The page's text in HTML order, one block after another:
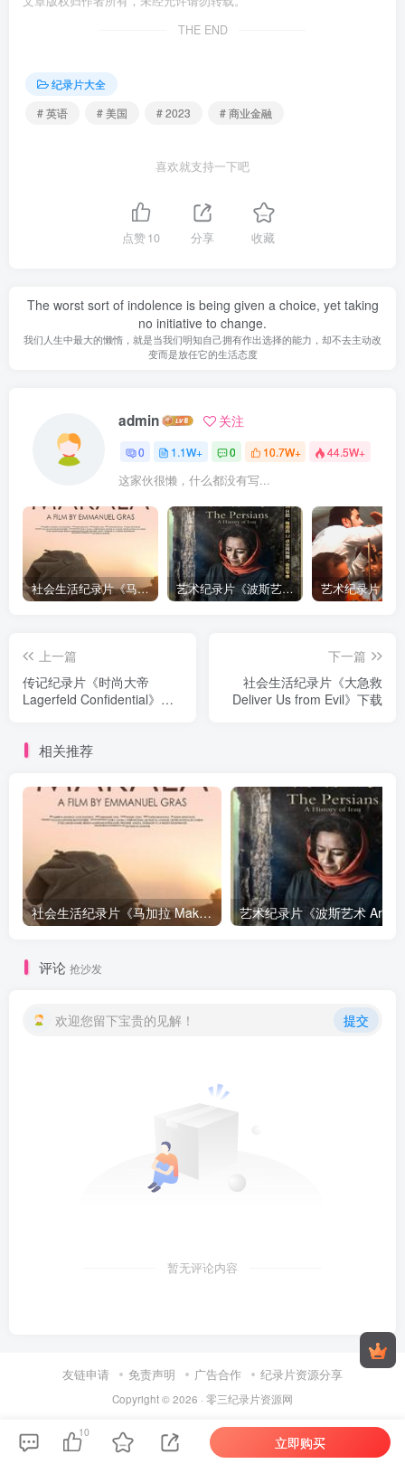
THE END
纪录片大全
# 英语
# 美国 # 2023 # 商业金融
喜欢就支持一下吧
点赞10 分享 收藏
The worst sort of indolence is being given a choice, yet taking
no initiative to change.
我们人生中最大的懒惰，就是当我们明知自己拥有作出选择的能力，却不去主动改
变而是放任它的生活态度
admin 关注
0 1.1W+ 0 10.7W+ 44.5W+
这家伙很懒，什么都没有写...
社会生活纪录片《马加拉 Makala》下载 艺术纪录片《波斯艺术 Art of Persia》下载
上一篇
传记纪录片《时尚大帝
Lagerfeld Confidential》下
下一篇
社会生活纪录片《大急救
Deliver Us from Evil》下载
相关推荐
社会生活纪录片《马加拉 Makala》下载
评论 抢沙发
欢迎您留下宝贵的见解！ 提交
暂无评论内容
友链申请 免责声明 广告合作 纪录片资源分享
Copyright © 2026 · 零三纪录片资源网
10
立即购买